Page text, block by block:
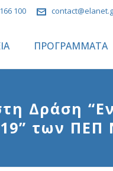
100
ΠΡΟΓΡΑΜΜΑΤΑ
Δράση
των ΠΕΠ